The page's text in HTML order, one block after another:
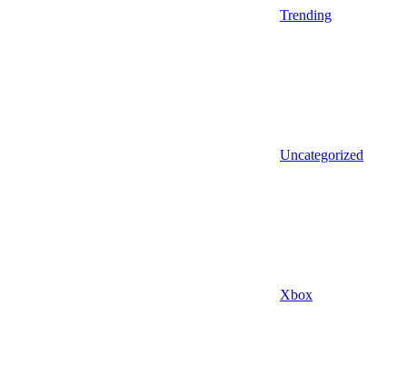
Trending
Uncategorized
Xbox